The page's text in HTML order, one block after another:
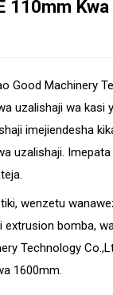
110mm
Good Machinery
uzalishaji wa kasi
imejiendesha
uzalishaji.
wenzetu
bomba,
Technology
1600mm.